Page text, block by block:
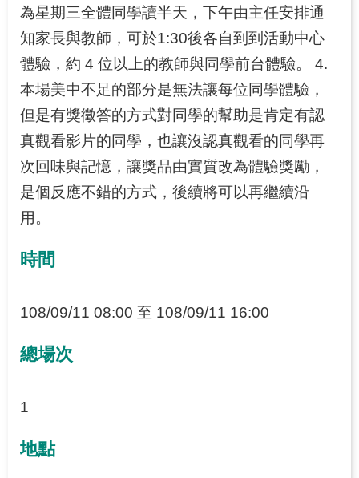
站
導
覽
為星期三全體同學讀半天，下午由主任安排通
知家長與教師，可於1:30後各自到到活動中心
體驗，約 4 位以上的教師與同學前台體驗。 4.
本場美中不足的部分是無法讓每位同學體驗，
但是有獎徵答的方式對同學的幫助是肯定有認
真觀看影片的同學，也讓沒認真觀看的同學再
次回味與記憶，讓獎品由實質改為體驗獎勵，
是個反應不錯的方式，後續將可以再繼續沿
用。
時間
108/09/11 08:00 至 108/09/11 16:00
總場次
1
地點